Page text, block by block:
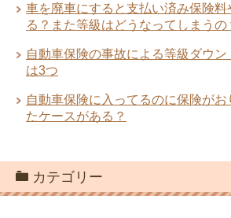
車を廃車にすると支払い済み保険料
る？また等級はどうなってしまうの
自動車保険の事故による等級ダウ
は3つ
自動車保険に入ってるのに保険がお
たケースがある？
カテゴリー